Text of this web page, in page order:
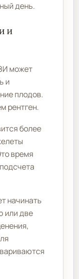
день.
и
может
и
плодов.
рентген.
более
время
начинать
или две